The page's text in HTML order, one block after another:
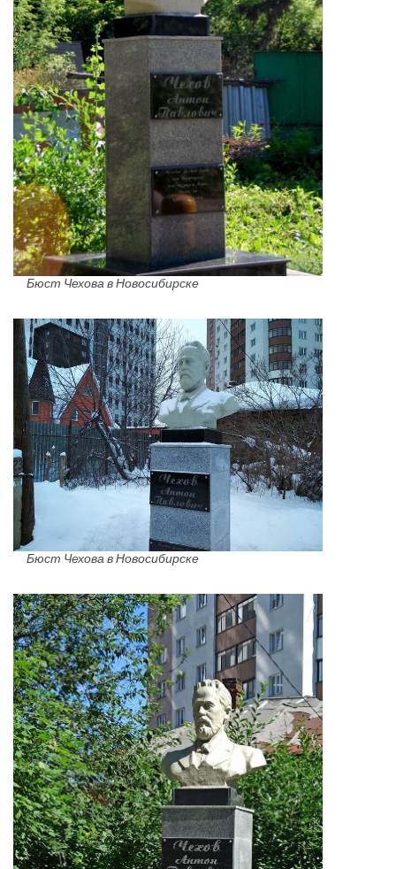
Бюст Чехова в Новосибирске
Бюст Чехова в Новосибирске